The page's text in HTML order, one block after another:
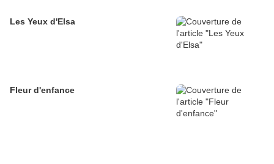
Les Yeux d'Elsa
Fleur d'enfance